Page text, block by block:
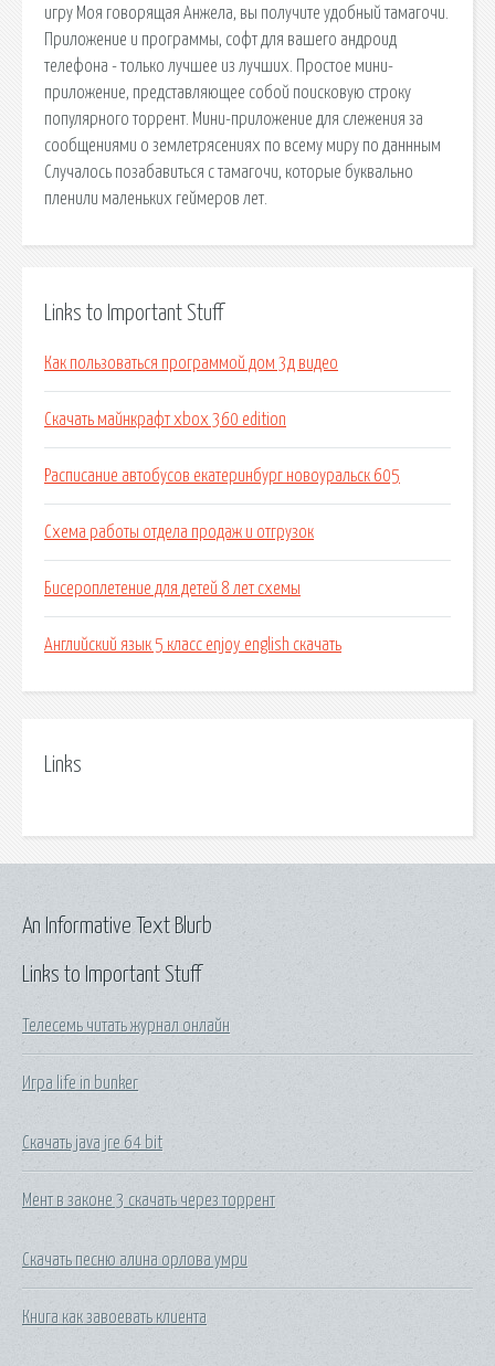
игру Моя говорящая Анжела, вы получите удобный тамагочи.
Приложение и программы, софт для вашего андроид
телефона - только лучшее из лучших. Простое мини-
приложение, представляющее собой поисковую строку
популярного торрент. Мини-приложение для слежения за
сообщениями о землетрясениях по всему миру по даннным
Случалось позабавиться с тамагочи, которые буквально
пленили маленьких геймеров лет.
Links to Important Stuff
Как пользоваться программой дом 3д видео
Скачать майнкрафт xbox 360 edition
Расписание автобусов екатеринбург новоуральск 605
Схема работы отдела продаж и отгрузок
Бисероплетение для детей 8 лет схемы
Английский язык 5 класс enjoy english скачать
Links
Links to Important Stuff
Телесемь читать журнал онлайн
Игра life in bunker
Скачать java jre 64 bit
Мент в законе 3 скачать через торрент
Скачать песню алина орлова умри
Книга как завоевать клиента
An Informative Text Blurb